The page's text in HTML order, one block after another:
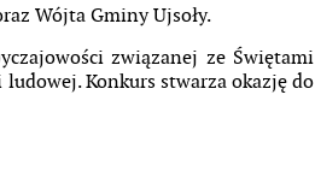
Wójta Gminy Ujsoły.
związanej ze Świętami
Konkurs stwarza okazję do